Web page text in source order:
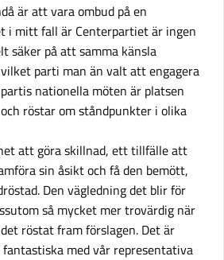
är att vara ombud på en
i mitt fall är Centerpartiet är ingen
säker på att samma känsla
parti man än valt att engagera
nationella möten är platsen
röstar om ståndpunkter i olika
att göra skillnad, ett tillfälle att
sin åsikt och få den bemött,
Den vägledning det blir för
så mycket mer trovärdig när
röstat fram förslagen. Det är
med vår representativa